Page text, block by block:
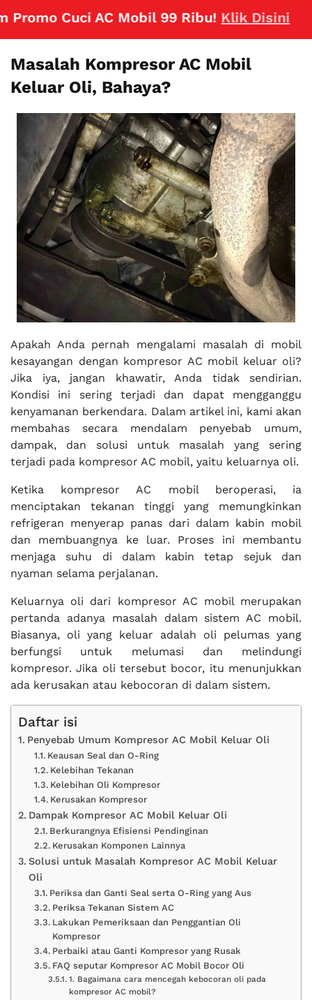
Cuci AC Mobil 99 Ribu!Klik Disini
Masalah Kompresor AC Mobil
Keluar Oli, Bahaya?
Apakah Anda pernah mengalami masalah di mobil
kesayangan dengan kompresor AC mobil keluar oli?
Jika iya, jangan khawatir, Anda tidak sendirian.
Kondisi ini sering terjadi dan dapat mengganggu
kenyamanan berkendara. Dalam artikel ini, kami akan
membahas secara mendalam penyebab umum,
dampak, dan solusi untuk masalah yang sering
terjadi pada kompresor AC mobil, yaitu keluarnya oli.
Ketika kompresor AC mobil beroperasi, ia
menciptakan tekanan tinggi yang memungkinkan
refrigeran menyerap panas dari dalam kabin mobil
dan membuangnya ke luar. Proses ini membantu
menjaga suhu di dalam kabin tetap sejuk dan
nyaman selama perjalanan.
Keluarnya oli dari kompresor AC mobil merupakan
pertanda adanya masalah dalam sistem AC mobil.
Biasanya, oli yang keluar adalah oli pelumas yang
berfungsi untuk melumasi dan melindungi
kompresor. Jika oli tersebut bocor, itu menunjukkan
ada kerusakan atau kebocoran di dalam sistem.
Daftar isi
Penyebab Umum Kompresor AC Mobil Keluar Oli
Keausan Seal dan O-Ring
Kelebihan Tekanan
Kelebihan Oli Kompresor
Kerusakan Kompresor
Dampak Kompresor AC Mobil Keluar Oli
Berkurangnya Efisiensi Pendinginan
Kerusakan Komponen Lainnya
Solusi untuk Masalah Kompresor AC Mobil Keluar
Oli
Periksa dan Ganti Seal serta O-Ring yang Aus
Periksa Tekanan Sistem AC
Lakukan Pemeriksaan dan Penggantian Oli
Kompresor
Perbaiki atau Ganti Kompresor yang Rusak
FAQ seputar Kompresor AC Mobil Bocor Oli
1. Bagaimana cara mencegah kebocoran oli pada
kompresor AC mobil?